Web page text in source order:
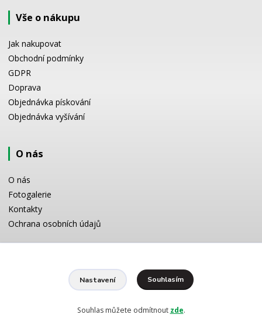
Vše o nákupu
Jak nakupovat
Obchodní podmínky
GDPR
Doprava
Objednávka pískování
Objednávka vyšívání
O nás
O nás
Fotogalerie
Kontakty
Ochrana osobních údajů
Potřebujete poradit s výběrem? Neváhejte se zeptat:
+420 728 772 566
info@reklamnipiskovani.cz
Nastavení Souhlasím
Souhlas můžete odmítnout zde.